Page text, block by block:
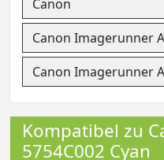
Kompatibel zu
5754C002 Cyan